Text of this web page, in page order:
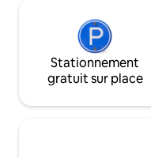
Stationnement
gratuit sur place